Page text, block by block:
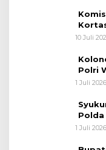
10 Juli
Polri
ke-80
1 Juli 2026
1 Juli 2026